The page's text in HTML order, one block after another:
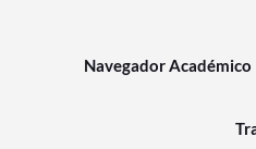
Navegador Académico